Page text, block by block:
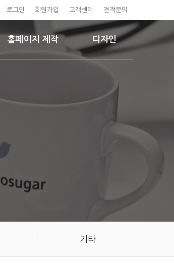
견적문의
고객센터
회원가입
로그인
홈페이지 제작 디자인
기타